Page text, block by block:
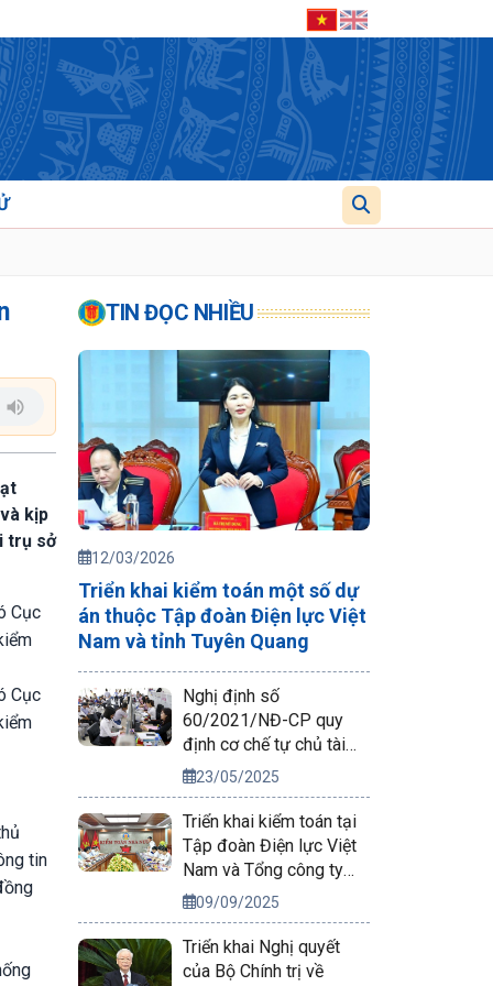
kịp
trụ sở
Cục
Cục
tin
TIN ĐỌC NHIỀU
12/03/2026
Triển khai kiểm toán một số dự
án thuộc Tập đoàn Điện lực Việt
Nam và tỉnh Tuyên Quang
Nghị định số
60/2021/NĐ-CP quy
định cơ chế tự chủ tài
chính của đơn vị sự
nghiệp công lập
23/05/2025
Triển khai kiểm toán tại
Tập đoàn Điện lực Việt
Nam và Tổng công ty
Phát điện 2
09/09/2025
Triển khai Nghị quyết
của Bộ Chính trị về